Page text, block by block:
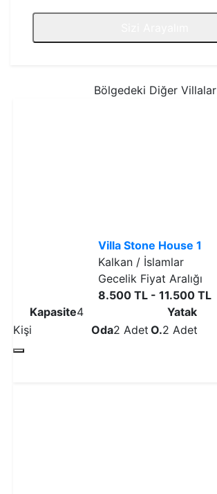
Bölgedeki Diğer Villalar
Villa Stone House 1
Kalkan / İslamlar
Gecelik Fiyat Aralığı
8.500 TL - 11.500 TL
Kapasite4
Kişi
Oda2 Adet
Yatak
O.2 Adet